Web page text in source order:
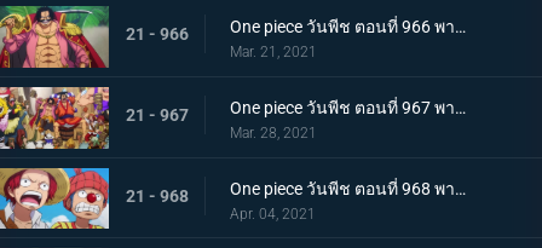
21 - 966 One piece วันพีช ตอนที่ 966 พากย์ไทย ความปรารถนาของโรเจอร์! การเดินทางครั้งใหม่
Mar. 21, 2021
21 - 967 One piece วันพีช ตอนที่ 967 พากย์ไทย อุทิศชีวิต! การผจญภัยของโรเจอร์!
Mar. 28, 2021
21 - 968 One piece วันพีช ตอนที่ 968 พากย์ไทย ราชาโจรสลัดถือกำเนิด ถึงแล้ว! เกาะสุดท้าย
Apr. 04, 2021